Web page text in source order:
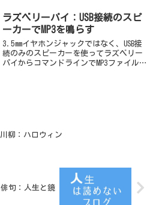
い！）
ラズベリーパイ：USB接続のスピ
ーカーでMP3を鳴らす
3.5mmイヤホンジャックではなく、USB接
続のみのスピーカーを使ってラズベリー
パイからコマンドラインでMP3ファイルを
川柳：ハロウィン
俳句：人生と鏡